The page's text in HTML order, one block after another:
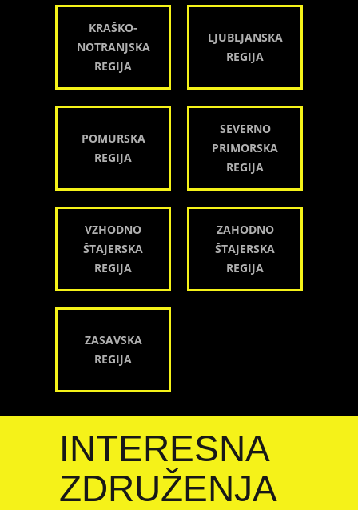
KRAŠKO-
NOTRANJSKA
REGIJA
LJUBLJANSKA
REGIJA
POMURSKA
REGIJA
SEVERNO
PRIMORSKA
REGIJA
VZHODNO
ŠTAJERSKA
REGIJA
ZAHODNO
ŠTAJERSKA
REGIJA
ZASAVSKA
REGIJA
INTERESNA
ZDRUŽENJA